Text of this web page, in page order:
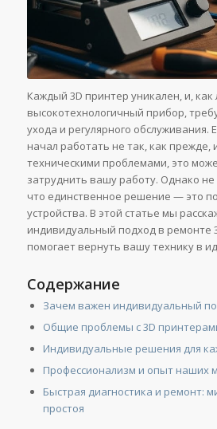
Каждый 3D принтер уникален, и,
высокотехнологичный прибор,
ухода и регулярного обслуживания.
начал работать не так, как прежде,
техническими проблемами, это
затруднить вашу работу. Однако
что единственное решение — это
устройства. В этой статье мы
индивидуальный подход в ремонте
помогает вернуть вашу технику в
Содержание
Зачем важен индивидуальный
Общие проблемы с 3D
Индивидуальные решения для
Профессионализм и опыт наших
Быстрая диагностика и ремонт:
простоя